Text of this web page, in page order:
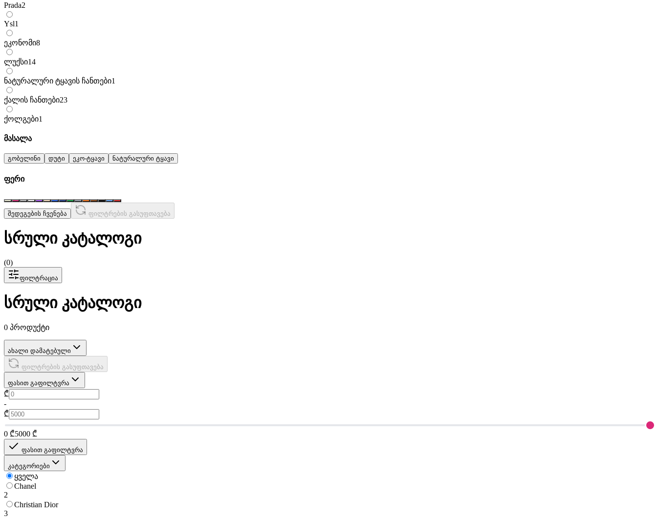
Prada2
Ysl1
ეკონომი8
ლუქსი14
ნატურალური ტყავის ჩანთები1
ქალის ჩანთები23
ქოლგები1
მასალა
გობელინი დუტი ეკო-ტყავი ნატურალური ტყავი
ფერი
შედეგების ჩვენება ფილტრების გასუფთავება
სრული კატალოგი
(0)
ფილტრაცია
სრული კატალოგი
0 პროდუქტი
ახალი დამატებული
ფილტრების გასუფთავება
ფასით გაფილტვრა
₾
-
₾
0 ₾5000 ₾
ფასით გაფილტვრა
კატეგორიები
ყველა
Chanel
2
Christian Dior
3